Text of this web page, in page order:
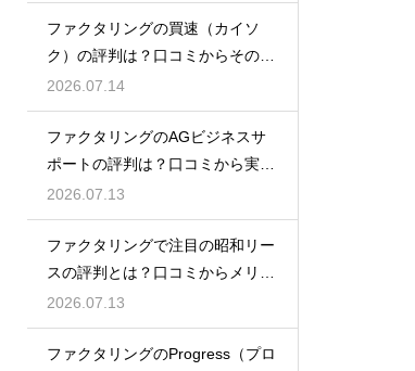
ファクタリングの買速（カイソ
ク）の評判は？口コミからその実
態を徹底解説
2026.07.14
ファクタリングのAGビジネスサ
ポートの評判は？口コミから実態
を徹底解説
2026.07.13
ファクタリングで注目の昭和リー
スの評判とは？口コミからメリッ
トを徹底解説
2026.07.13
ファクタリングのProgress（プロ